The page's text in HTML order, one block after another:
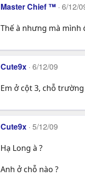
Master Chief ™ 6/12/
Thế à nhưng mà mình
Cute9x 6/12/09
Em ở cột 3, chỗ
Cute9x 5/12/09
Hạ Long à ?
Anh ở chỗ nào ?